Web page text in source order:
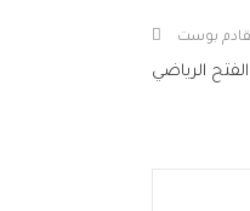
بوست
الرياضي